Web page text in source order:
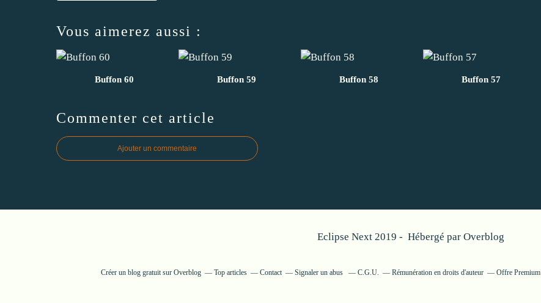
Vous aimerez aussi :
Buffon 60 Buffon 59 Buffon 58 Buffon 57
Commenter cet article
Ajouter un commentaire
Eclipse Next 2019 - Hébergé par Overblog
Créer un blog gratuit sur Overblog Top articles Contact Signaler un abus C.G.U. Rémunération en droits d'auteur Offre Premium